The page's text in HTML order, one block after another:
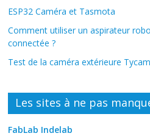
ESP32 Caméra et Tasmota
Comment utiliser un aspirateur
connectée ?
Test de la caméra extérieure
Les sites à ne pas
FabLab Indelab